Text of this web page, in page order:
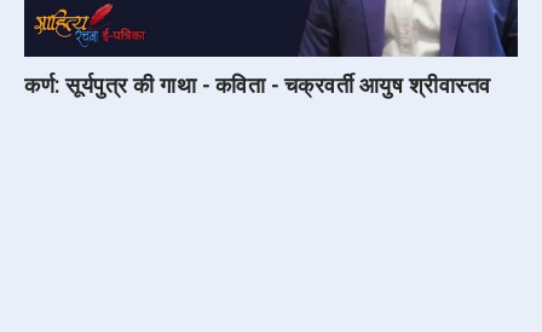
कर्ण: सूर्यपुत्र की गाथा - कविता - चक्रवर्ती आयुष श्रीवास्तव